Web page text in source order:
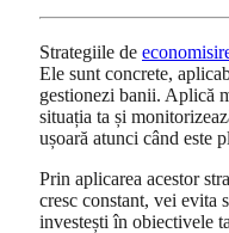
Strategiile de
Ele sunt concrete,
gestionezi banii. Aplică
situația ta și
ușoară atunci când este
Prin aplicarea acestor
cresc constant, vei evita
investești în obiectivele